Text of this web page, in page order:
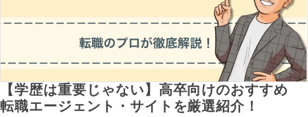
【学歴は重要じゃない】高卒向けのおすすめ
転職エージェント・サイトを厳選紹介！